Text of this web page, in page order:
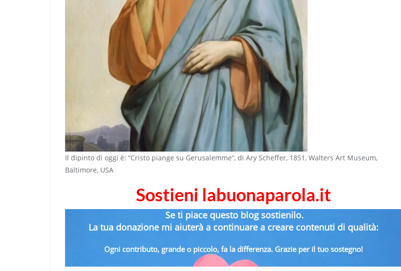
Il dipinto di oggi è: “Cristo piange su Gerusalemme”, di Ary Scheffer, 1851, Walters Art Museum,
Baltimore, USA
Sostieni labuonaparola.it
Se ti piace questo blog sostienilo.
La tua donazione mi aiuterà a continuare a creare contenuti di qualità:
Ogni contributo, grande o piccolo, fa la differenza. Grazie per il tuo sostegno!